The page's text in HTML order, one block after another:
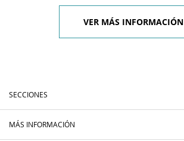
VER MÁS INFORMACIÓN
SECCIONES
MÁS INFORMACIÓN